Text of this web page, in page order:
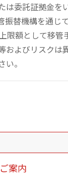
は委託証拠金を
振替機構を通
限額として移
およびリスク
。
案内